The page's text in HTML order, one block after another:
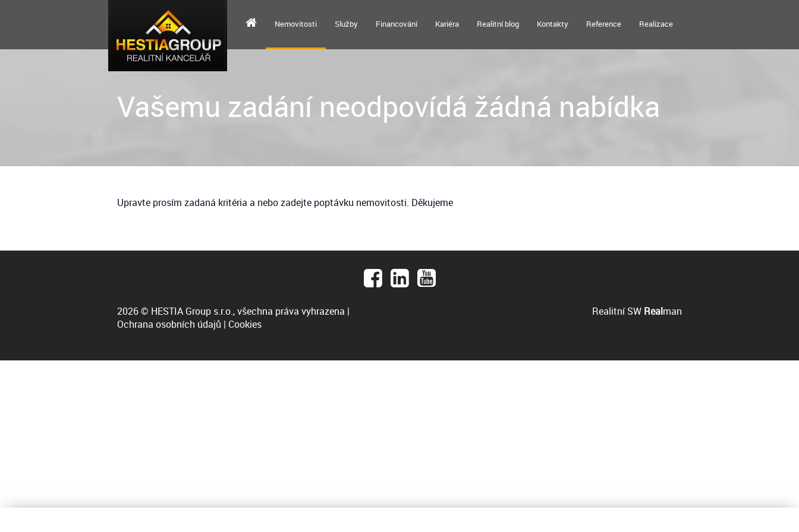
Nemovitosti Služby Financování Kariéra Realitní blog Kontakty Reference Realizace
Vašemu zadání neodpovídá žádná nabídka
Upravte prosím zadaná kritéria a nebo zadejte poptávku nemovitosti. Děkujeme
2026 © HESTIA Group s.r.o., všechna práva vyhrazena |
Ochrana osobních údajů | Cookies
Realitní SW Realman